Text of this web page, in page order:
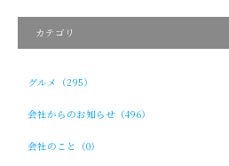
カテゴリ
グルメ（295）
会社からのお知らせ（496）
会社のこと（0）